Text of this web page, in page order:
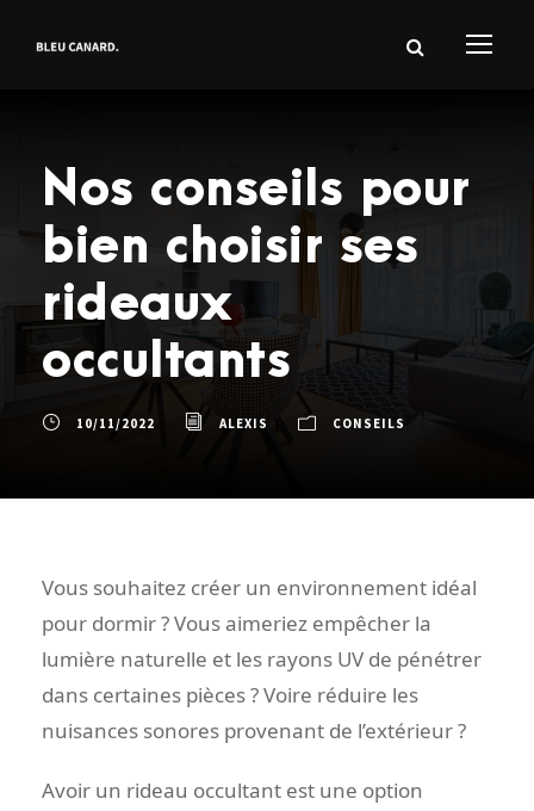
Nos conseils pour
bien choisir ses
rideaux
occultants
10/11/2022 ALEXIS CONSEILS
Vous souhaitez créer un environnement idéal
pour dormir ? Vous aimeriez empêcher la
lumière naturelle et les rayons UV de pénétrer
dans certaines pièces ? Voire réduire les
nuisances sonores provenant de l’extérieur ?
Avoir un rideau occultant est une option